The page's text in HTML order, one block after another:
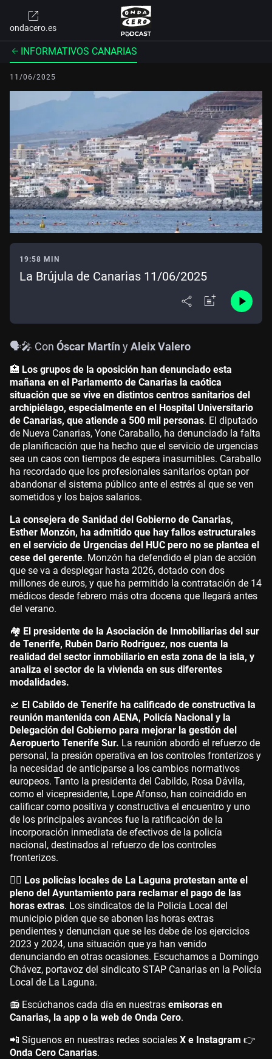
ondacero.es
INFORMATIVOS CANARIAS
11/06/2025
19:58 MIN
La Brújula de Canarias 11/06/2025
🗣️🎤 Con Óscar MartínyAleix Valero
🏥 Los grupos de la oposición han denunciado esta
mañana en el Parlamento de Canarias la caótica
situación que se vive en distintos centros sanitarios del
archipiélago, especialmente en el Hospital Universitario
de Canarias, que atiende a 500 mil personas. El diputado
de Nueva Canarias, Yone Caraballo, ha denunciado la falta
de planificación que ha hecho que el servicio de urgencias
sea un caos con tiempos de espera inasumibles. Caraballo
ha recordado que los profesionales sanitarios optan por
abandonar el sistema público ante el estrés al que se ven
sometidos y los bajos salarios.
La consejera de Sanidad del Gobierno de Canarias,
Esther Monzón, ha admitido que hay fallos estructurales
en el servicio de Urgencias del HUC pero no se plantea el
cese del gerente. Monzón ha defendido el plan de acción
que se va a desplegar hasta 2026, dotado con dos
millones de euros, y que ha permitido la contratación de 14
médicos desde febrero más otra docena que llegará antes
del verano.
🏘️ El presidente de la Asociación de Inmobiliarias del sur
de Tenerife, Rubén Darío Rodríguez, nos cuenta la
realidad del sector inmobiliario en esta zona de la isla, y
analiza el sector de la vivienda en sus diferentes
modalidades.
🛫 El Cabildo de Tenerife ha calificado de constructiva la
reunión mantenida con AENA, Policía Nacional y la
Delegación del Gobierno para mejorar la gestión del
Aeropuerto Tenerife Sur. La reunión abordó el refuerzo de
personal, la presión operativa en los controles fronterizos y
la necesidad de anticiparse a los cambios normativos
europeos. Tanto la presidenta del Cabildo, Rosa Dávila,
como el vicepresidente, Lope Afonso, han coincidido en
calificar como positiva y constructiva el encuentro y uno
de los principales avances fue la ratificación de la
incorporación inmediata de efectivos de la policía
nacional, destinados al refuerzo de los controles
fronterizos.
👮‍♀️ Los policías locales de La Laguna protestan ante el
pleno del Ayuntamiento para reclamar el pago de las
horas extras. Los sindicatos de la Policía Local del
municipio piden que se abonen las horas extras
pendientes y denuncian que se les debe de los ejercicios
2023 y 2024, una situación que ya han venido
denunciando en otras ocasiones. Escuchamos a Domingo
Chávez, portavoz del sindicato STAP Canarias en la Policía
Local de La Laguna.
📻 Escúchanos cada día en nuestras emisoras en
Canarias, la app o la web de Onda Cero.
📲 Síguenos en nuestras redes sociales X e Instagram 👉
Onda Cero Canarias.